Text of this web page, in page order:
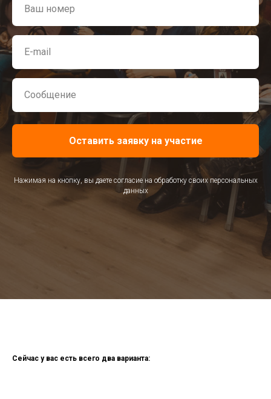
Оставить заявку на участие
Нажимая на кнопку, вы даете согласие на обработку своих персональных
данных
Сейчас у вас есть всего два варианта: